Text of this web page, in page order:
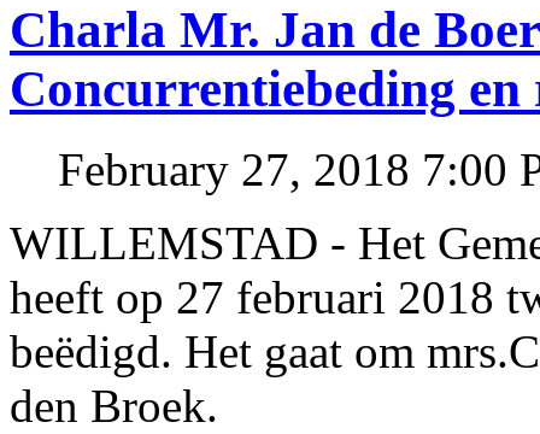
Charla Mr. Jan de
Concurrentiebeding en
February 27, 2018 7:00
WILLEMSTAD - Het
heeft op 27 februari 2018
beëdigd. Het gaat om
den Broek.